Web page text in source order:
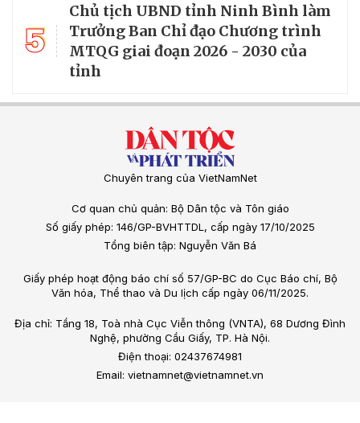
5
Chủ tịch UBND tỉnh Ninh Bình làm
Trưởng Ban Chỉ đạo Chương trình
MTQG giai đoạn 2026 - 2030 của
tỉnh
Chuyên trang của VietNamNet
Cơ quan chủ quản: Bộ Dân tộc và Tôn giáo
Số giấy phép: 146/GP-BVHTTDL, cấp ngày 17/10/2025
Tổng biên tập: Nguyễn Văn Bá
Giấy phép hoạt động báo chí số 57/GP-BC do Cục Báo chí, Bộ
Văn hóa, Thể thao và Du lịch cấp ngày 06/11/2025.
Địa chỉ: Tầng 18, Toà nhà Cục Viễn thông (VNTA), 68 Dương Đình
Nghệ, phường Cầu Giấy, TP. Hà Nội.
Điện thoại: 02437674981
Email: vietnamnet@vietnamnet.vn